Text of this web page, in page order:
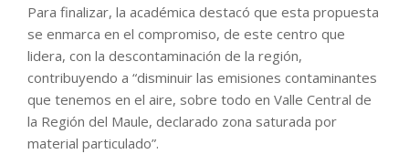
Para finalizar, la académica destacó que esta propuesta
se enmarca en el compromiso, de este centro que
lidera, con la descontaminación de la región,
contribuyendo a “disminuir las emisiones contaminantes
que tenemos en el aire, sobre todo en Valle Central de
la Región del Maule, declarado zona saturada por
material particulado”.